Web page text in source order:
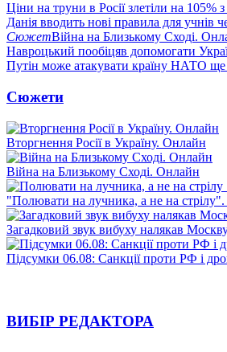
Ціни на труни в Росії злетіли на 105%
Данія вводить нові правила для учнів
СюжетВійна на Близькому Сході.
Навроцький пообіцяв допомогати
Путін може атакувати країну НАТО ще
Сюжети
Вторгнення Росії в Україну. Онлайн
Війна на Близькому Сході. Онлайн
"Полювати на лучника, а не на стрілу".
Загадковий звук вибуху налякав
Підсумки 06.08: Санкції проти РФ і
ВИБІР РЕДАКТОРА